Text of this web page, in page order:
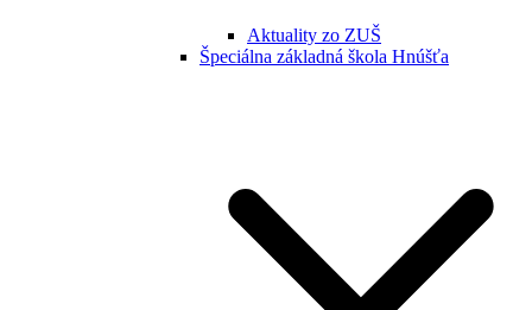
Aktuality zo ZUŠ
Špeciálna základná škola Hnúšťa